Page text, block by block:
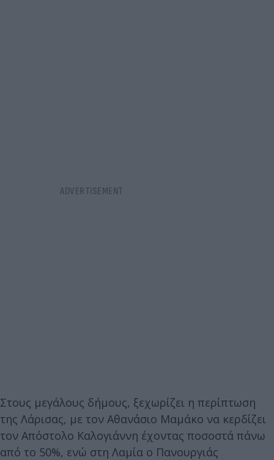
Στους μεγάλους δήμους, ξεχωρίζει η περίπτωση
της Λάρισας, με τον Αθανάσιο Μαμάκο να κερδίζει
τον Απόστολο Καλογιάννη έχοντας ποσοστά πάνω
από το 50%, ενώ στη Λαμία ο Πανουργιάς